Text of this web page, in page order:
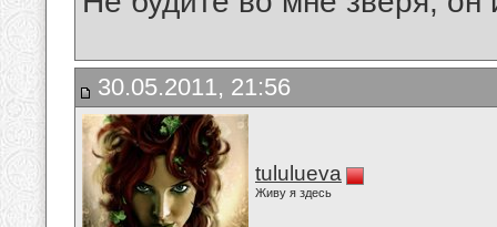
30.05.2011, 21:56
tululueva
Живу я здесь